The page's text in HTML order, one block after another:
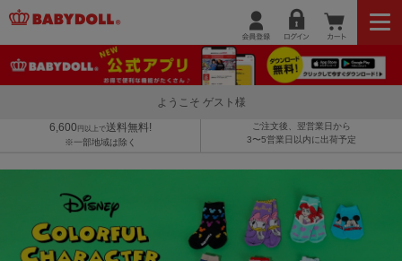
ようこそ ゲスト様
6,600 円以上で送料無料!
※一部地域は除く
ご注文後、翌営業日から
3〜5営業日以内に出荷予定